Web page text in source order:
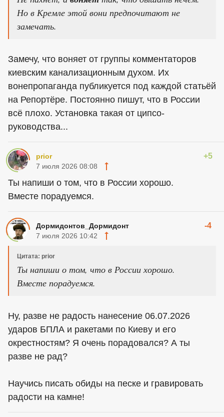
Но в Кремле этой вони предпочитают не
замечать.
Замечу, что воняет от группы комментаторов
киевским канализационным духом. Их
вонепропаганда публикуется под каждой статьёй
на Репортёре. Постоянно пишут, что в России
всё плохо. Установка такая от ципсо-
руководства...
prior +5
7 июля 2026 08:08
Ты напиши о том, что в России хорошо.
Вместе порадуемся.
Дормидонтов_Дормидонт -4
7 июля 2026 10:42
Цитата: prior
Ты напиши о том, что в России хорошо.
Вместе порадуемся.
Ну, разве не радость нанесение 06.07.2026
ударов БПЛА и ракетами по Киеву и его
окрестностям? Я очень порадовался? А ты
разве не рад?
Научись писать обиды на песке и гравировать
радости на камне!